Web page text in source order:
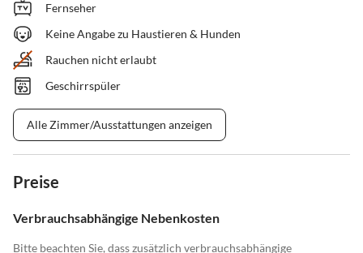
Fernseher
Keine Angabe zu Haustieren & Hunden
Rauchen nicht erlaubt
Geschirrspüler
Alle Zimmer/Ausstattungen anzeigen
Preise
Verbrauchsabhängige Nebenkosten
Bitte beachten Sie, dass zusätzlich verbrauchsabhängige